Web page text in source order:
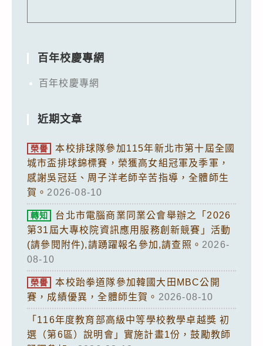
百年校慶專網
百年校慶專網
近期文章
榮譽
本校排球隊參加115年新北市第十屆全國
城市盃排球錦標賽，榮獲高女組冠軍及季軍，
感謝吳冠廷、周子洋老師辛苦指導，全體師生
賀。 2026-08-10
轉知
台北市電腦商業同業公會舉辦之「2026
第31屆大專校院資訊應用服務創新競賽」活動
(請參閱附件),請踴躍報名參加,請查照。 2026-
08-10
榮譽
本校跆拳道隊參加韓國大田MBC公開
賽，成績優異，全體師生賀。 2026-08-10
「116年度教育部高級中等學校教學卓越獎 初
選（第6區）說明會」實施計畫1份，鼓勵教師